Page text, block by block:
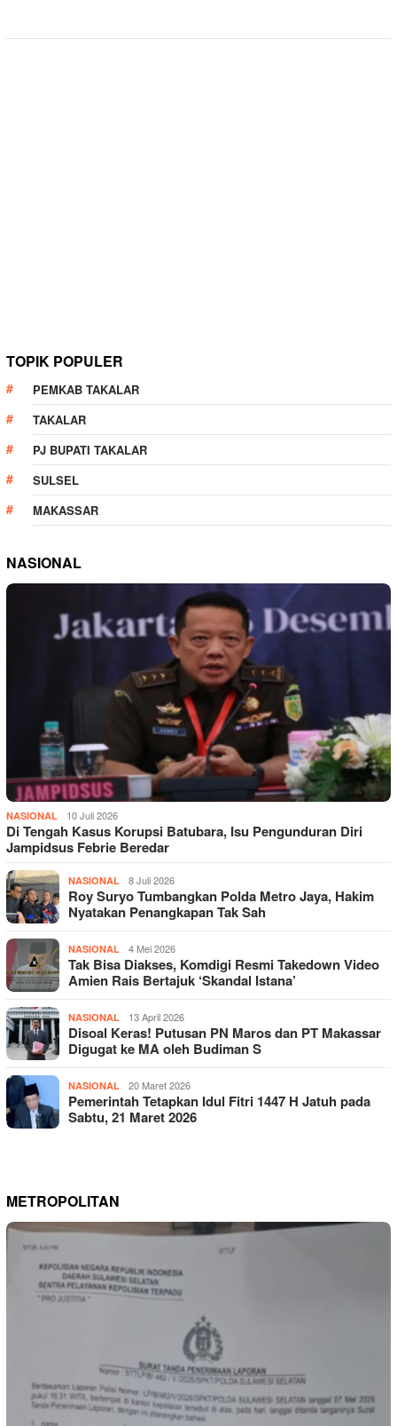
TOPIK POPULER
PEMKAB TAKALAR
TAKALAR
PJ BUPATI TAKALAR
SULSEL
MAKASSAR
NASIONAL
NASIONAL 10 Juli 2026
Di Tengah Kasus Korupsi Batubara, Isu Pengunduran Diri
Jampidsus Febrie Beredar
NASIONAL 8 Juli 2026
Roy Suryo Tumbangkan Polda Metro Jaya, Hakim
Nyatakan Penangkapan Tak Sah
NASIONAL 4 Mei 2026
Tak Bisa Diakses, Komdigi Resmi Takedown Video
Amien Rais Bertajuk ‘Skandal Istana’
NASIONAL 13 April 2026
Disoal Keras! Putusan PN Maros dan PT Makassar
Digugat ke MA oleh Budiman S
NASIONAL 20 Maret 2026
Pemerintah Tetapkan Idul Fitri 1447 H Jatuh pada
Sabtu, 21 Maret 2026
METROPOLITAN